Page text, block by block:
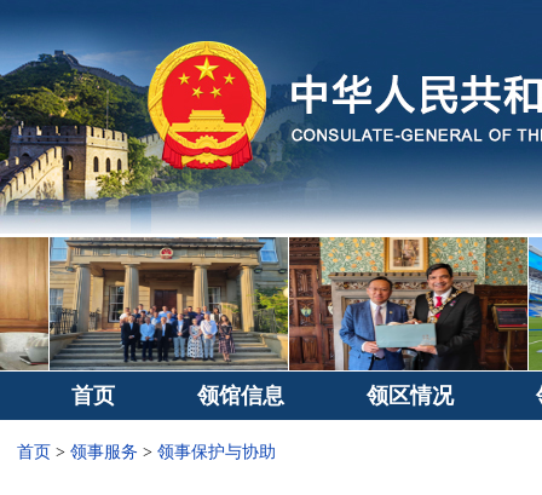
首页 领馆信息 领区情况
首页 > 领事服务 > 领事保护与协助